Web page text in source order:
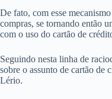
De fato, com esse
compras, se tornando então
com o uso do cartão de
Seguindo nesta linha de
sobre o assunto de cartão de
Lério.